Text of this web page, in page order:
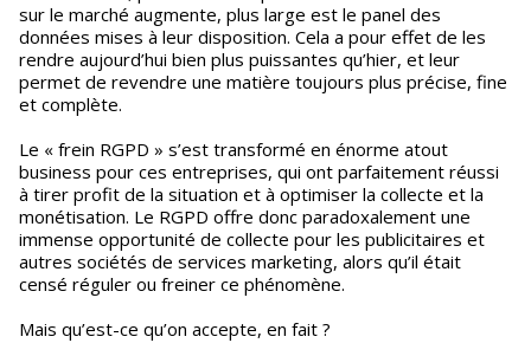
sur le marché augmente, plus large est le panel des
données mises à leur disposition. Cela a pour effet de les
rendre aujourd’hui bien plus puissantes qu’hier, et leur
permet de revendre une matière toujours plus précise, fine
et complète.
Le « frein RGPD » s’est transformé en énorme atout
business pour ces entreprises, qui ont parfaitement réussi
à tirer profit de la situation et à optimiser la collecte et la
monétisation. Le RGPD offre donc paradoxalement une
immense opportunité de collecte pour les publicitaires et
autres sociétés de services marketing, alors qu’il était
censé réguler ou freiner ce phénomène.
Mais qu’est-ce qu’on accepte, en fait ?